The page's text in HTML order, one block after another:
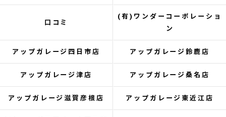
口コミ
(有)ワンダーコーポレーショ
ン
アップガレージ四日市店 アップガレージ鈴鹿店
アップガレージ津店 アップガレージ桑名店
アップガレージ滋賀彦根店 アップガレージ東近江店